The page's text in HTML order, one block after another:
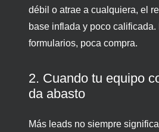
débil o atrae a cualquiera, el
base inflada y poco calificada.
formularios, poca compra.
2. Cuando tu equipo
da abasto
Más leads no siempre